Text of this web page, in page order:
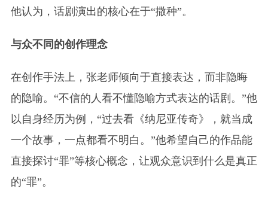
他认为，话剧演出的核心在于“撒种”。
与众不同的创作理念
在创作手法上，张老师倾向于直接表达，而非隐晦
的隐喻。“不信的人看不懂隐喻方式表达的话剧。”他
以自身经历为例，“过去看《纳尼亚传奇》，就当成
一个故事，一点都看不明白。”他希望自己的作品能
直接探讨“罪”等核心概念，让观众意识到什么是真正
的“罪”。